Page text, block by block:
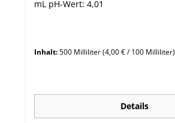
mL pH-Wert: 4,01
Inhalt:500 Milliliter(4,00 € / 100 Milliliter)
Details